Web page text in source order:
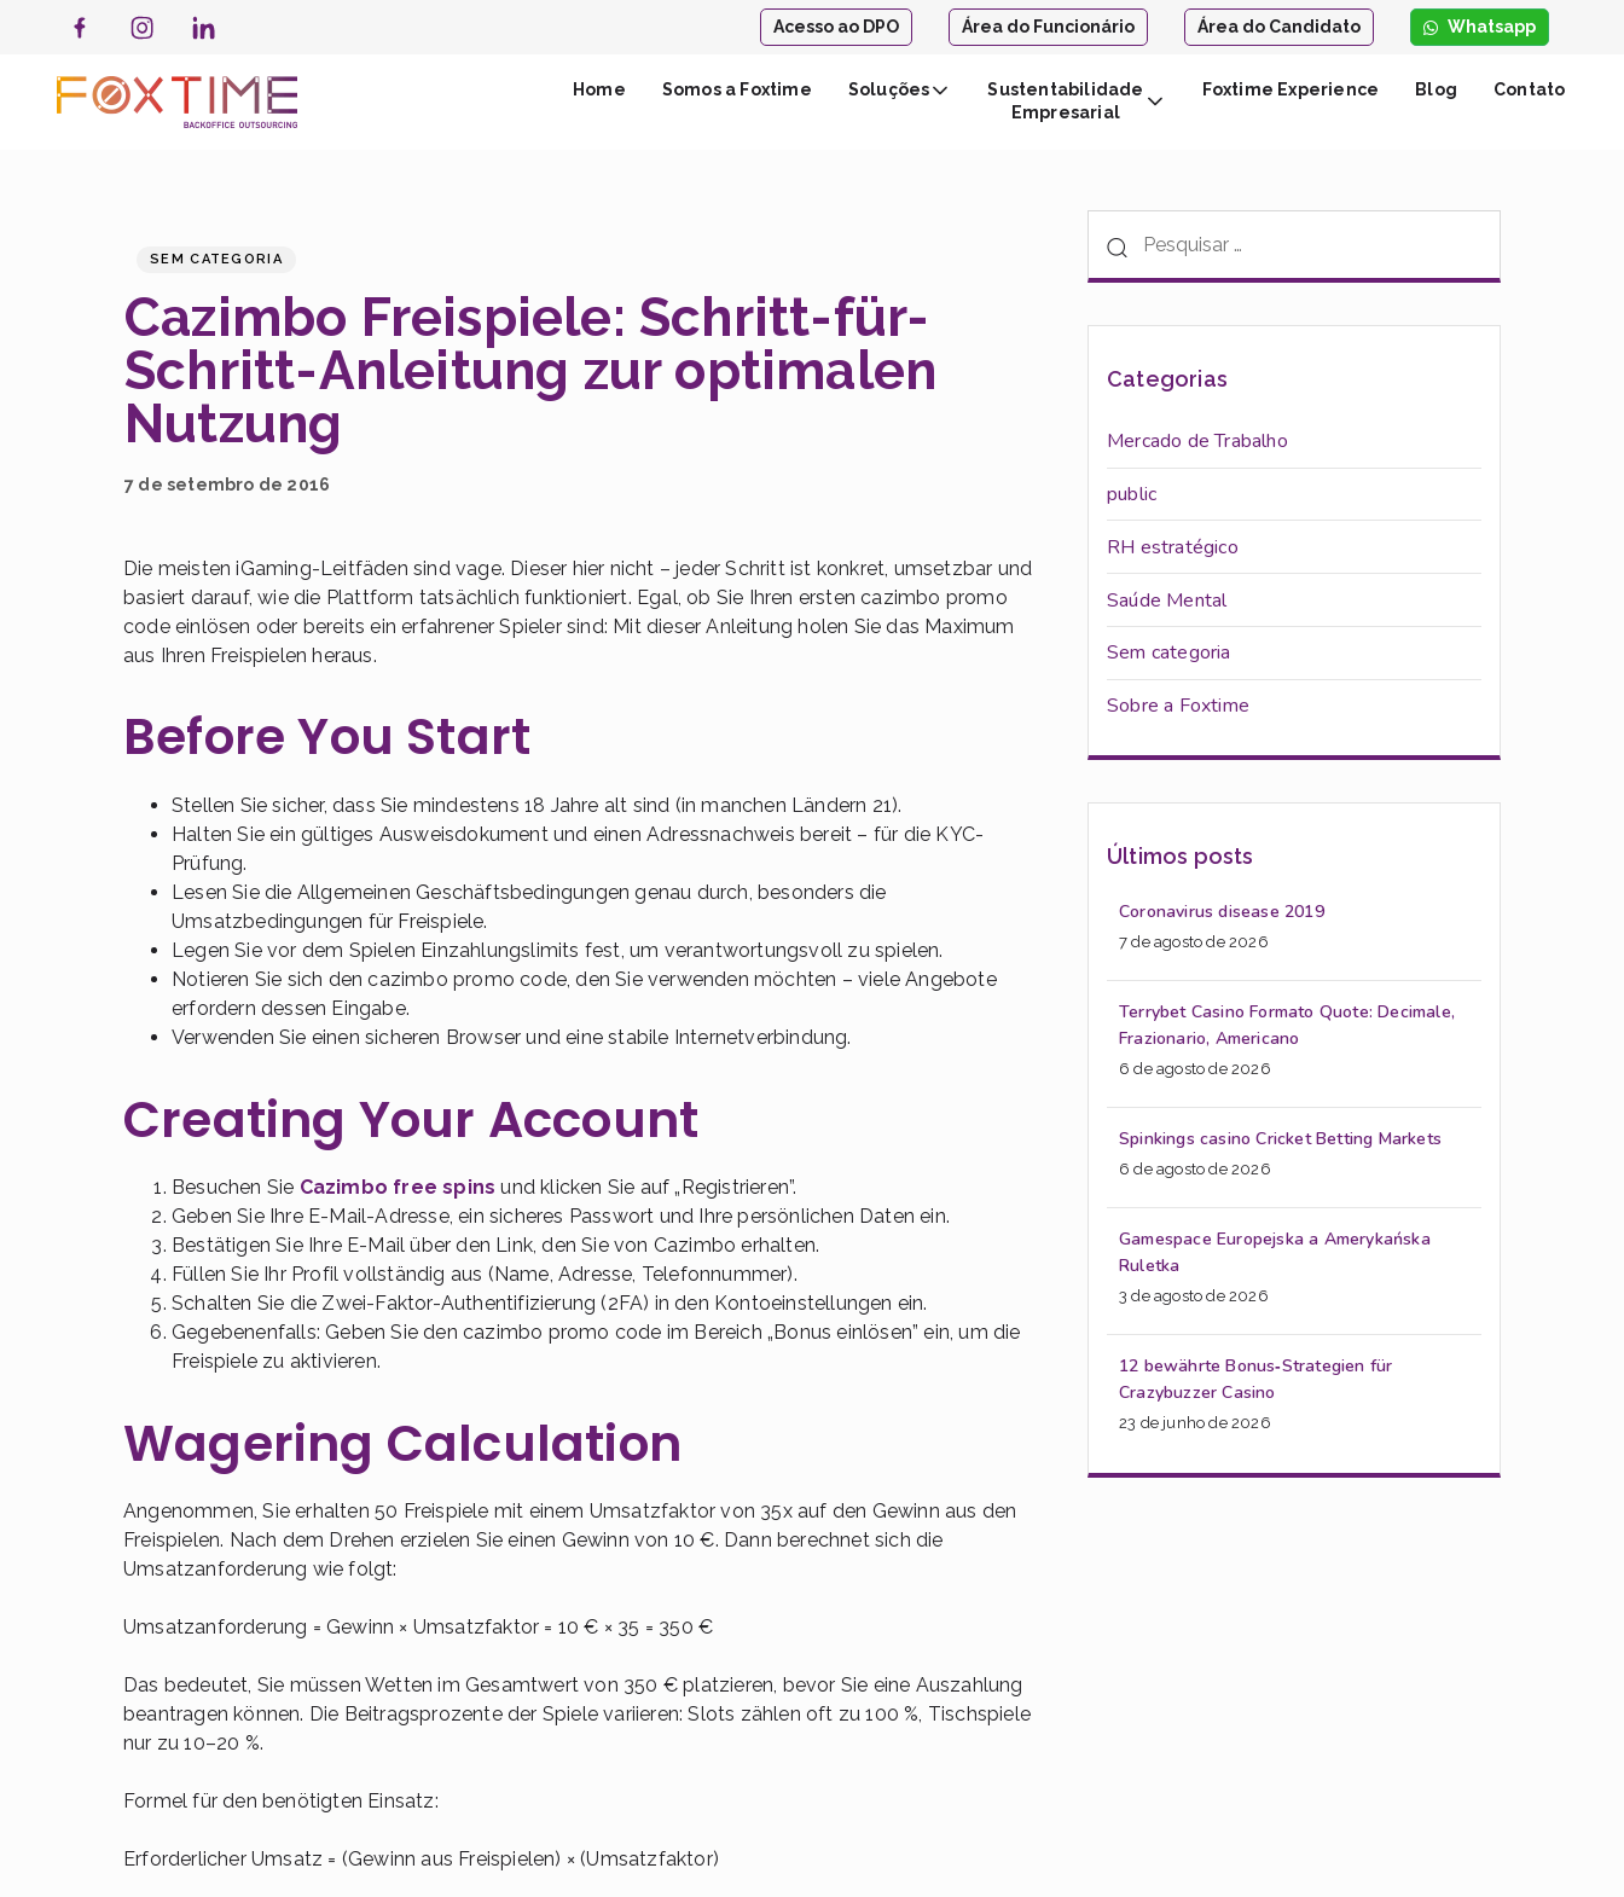
Acesso ao DPO Área do Funcionário Área do Candidato Whatsapp
Home Somos a Foxtime Soluções
Sustentabilidade
Empresarial
Foxtime Experience Blog Contato
SEM CATEGORIA
Cazimbo Freispiele: Schritt-für-
Schritt-Anleitung zur optimalen
Nutzung
7 de setembro de 2016
Die meisten iGaming-Leitfäden sind vage. Dieser hier nicht – jeder Schritt ist konkret, umsetzbar und
basiert darauf, wie die Plattform tatsächlich funktioniert. Egal, ob Sie Ihren ersten cazimbo promo
code einlösen oder bereits ein erfahrener Spieler sind: Mit dieser Anleitung holen Sie das Maximum
aus Ihren Freispielen heraus.
Before You Start
Stellen Sie sicher, dass Sie mindestens 18 Jahre alt sind (in manchen Ländern 21).
Halten Sie ein gültiges Ausweisdokument und einen Adressnachweis bereit – für die KYC-
Prüfung.
Lesen Sie die Allgemeinen Geschäftsbedingungen genau durch, besonders die
Umsatzbedingungen für Freispiele.
Legen Sie vor dem Spielen Einzahlungslimits fest, um verantwortungsvoll zu spielen.
Notieren Sie sich den cazimbo promo code, den Sie verwenden möchten – viele Angebote
erfordern dessen Eingabe.
Verwenden Sie einen sicheren Browser und eine stabile Internetverbindung.
Creating Your Account
Besuchen Sie Cazimbo free spins und klicken Sie auf „Registrieren”.
Geben Sie Ihre E-Mail-Adresse, ein sicheres Passwort und Ihre persönlichen Daten ein.
Bestätigen Sie Ihre E-Mail über den Link, den Sie von Cazimbo erhalten.
Füllen Sie Ihr Profil vollständig aus (Name, Adresse, Telefonnummer).
Schalten Sie die Zwei-Faktor-Authentifizierung (2FA) in den Kontoeinstellungen ein.
Gegebenenfalls: Geben Sie den cazimbo promo code im Bereich „Bonus einlösen” ein, um die
Freispiele zu aktivieren.
Wagering Calculation
Angenommen, Sie erhalten 50 Freispiele mit einem Umsatzfaktor von 35x auf den Gewinn aus den
Freispielen. Nach dem Drehen erzielen Sie einen Gewinn von 10 €. Dann berechnet sich die
Umsatzanforderung wie folgt:
Umsatzanforderung = Gewinn × Umsatzfaktor = 10 € × 35 = 350 €
Das bedeutet, Sie müssen Wetten im Gesamtwert von 350 € platzieren, bevor Sie eine Auszahlung
beantragen können. Die Beitragsprozente der Spiele variieren: Slots zählen oft zu 100 %, Tischspiele
nur zu 10–20 %.
Formel für den benötigten Einsatz:
Erforderlicher Umsatz = (Gewinn aus Freispielen) × (Umsatzfaktor)
Categorias
Mercado de Trabalho
public
RH estratégico
Saúde Mental
Sem categoria
Sobre a Foxtime
Últimos posts
Coronavirus disease 2019
7 de agosto de 2026
Terrybet Casino Formato Quote: Decimale,
Frazionario, Americano
6 de agosto de 2026
Spinkings casino Cricket Betting Markets
6 de agosto de 2026
Gamespace Europejska a Amerykańska
Ruletka
3 de agosto de 2026
12 bewährte Bonus‑Strategien für
Crazybuzzer Casino
23 de junho de 2026